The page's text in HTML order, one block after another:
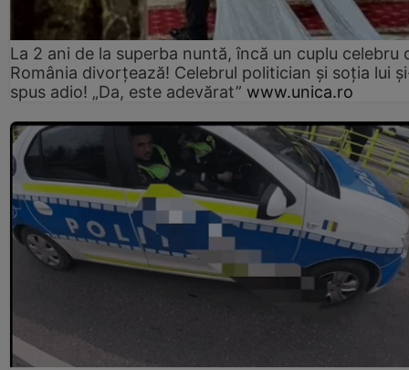
La 2 ani de la superba nuntă, încă un cuplu celebru
România divorțează! Celebrul politician și soția lui
spus adio! „Da, este adevărat” www.unica.ro